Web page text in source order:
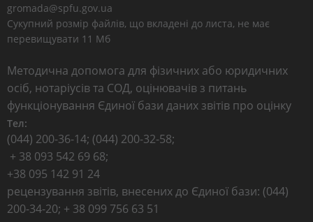
gromada@spfu.gov.ua
Сукупний розмір файлів, що вкладені до листа, не має
перевищувати 11 Мб
Методична допомога для фізичних або юридичних
осіб, нотаріусів та СОД, оцінювачів з питань
функціонування Єдиної бази даних звітів про оцінку
Тел:
(044) 200-36-14; (044) 200-32-58;
+ 38 093 542 69 68;
+38 095 142 91 24
рецензування звітів, внесених до Єдиної бази: (044)
200-34-20; + 38 099 756 63 51